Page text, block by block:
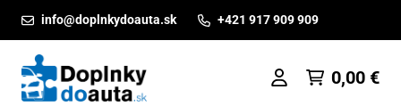
info@doplnkydoauta.sk +421 917 909 909
0,00 €